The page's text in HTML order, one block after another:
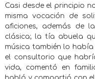
Casi desde el principio
misma vocación de
aficiones, además de
clásica; la tía abuela
música también lo
el consultorio que
vida, comentó en